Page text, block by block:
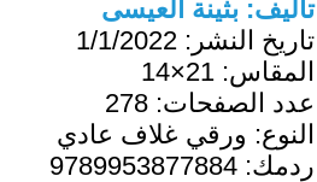
تأليف: بثينة العيسى
تاريخ النشر: 1/1/2022
المقاس: 21×14
عدد الصفحات: 278
النوع: ورقي غلاف عادي
ردمك: 9789953877884